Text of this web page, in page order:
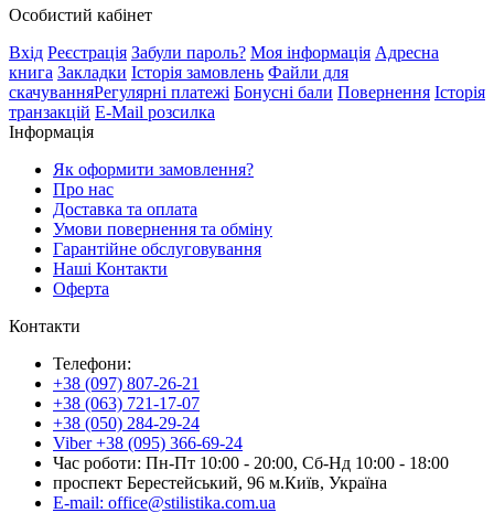
Особистий кабінет
Вхід Реєстрація Забули пароль? Моя інформація Адресна
книга Закладки Історія замовлень Файли для
скачуванняРегулярні платежі Бонусні бали Повернення Історія
транзакцій E-Mail розсилка
Інформація
Як оформити замовлення?
Про нас
Доставка та оплата
Умови повернення та обміну
Гарантійне обслуговування
Наші Контакти
Оферта
Контакти
Телефони:
+38 (097) 807-26-21
+38 (063) 721-17-07
+38 (050) 284-29-24
Viber +38 (095) 366-69-24
Час роботи: Пн-Пт 10:00 - 20:00, Сб-Нд 10:00 - 18:00
проспект Берестейський, 96 м.Київ, Україна
E-mail: office@stilistika.com.ua